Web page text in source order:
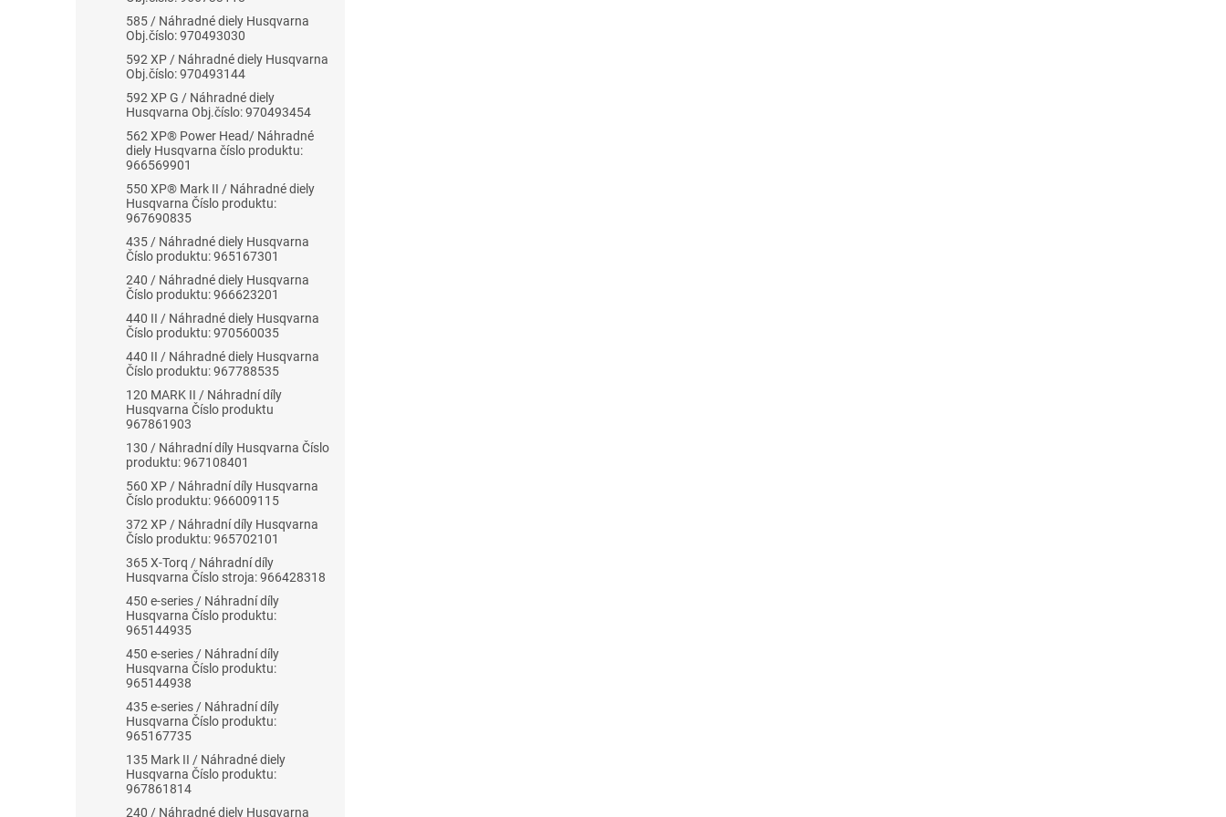
585 / Náhradné diely Husqvarna
Obj.číslo: 970493030
592 XP / Náhradné diely Husqvarna
Obj.číslo: 970493144
592 XP G / Náhradné diely
Husqvarna Obj.číslo: 970493454
562 XP® Power Head/ Náhradné
diely Husqvarna číslo produktu:
966569901
550 XP® Mark II / Náhradné diely
Husqvarna Číslo produktu:
967690835
435 / Náhradné diely Husqvarna
Číslo produktu: 965167301
240 / Náhradné diely Husqvarna
Číslo produktu: 966623201
440 II / Náhradné diely Husqvarna
Číslo produktu: 970560035
440 II / Náhradné diely Husqvarna
Číslo produktu: 967788535
120 MARK II / Náhradní díly
Husqvarna Číslo produktu
967861903
130 / Náhradní díly Husqvarna Číslo
produktu: 967108401
560 XP / Náhradní díly Husqvarna
Číslo produktu: 966009115
372 XP / Náhradní díly Husqvarna
Číslo produktu: 965702101
365 X-Torq / Náhradní díly
Husqvarna Číslo stroja: 966428318
450 e-series / Náhradní díly
Husqvarna Číslo produktu:
965144935
450 e-series / Náhradní díly
Husqvarna Číslo produktu:
965144938
435 e-series / Náhradní díly
Husqvarna Číslo produktu:
965167735
135 Mark II / Náhradné diely
Husqvarna Číslo produktu:
967861814
240 / Náhradné diely Husqvarna